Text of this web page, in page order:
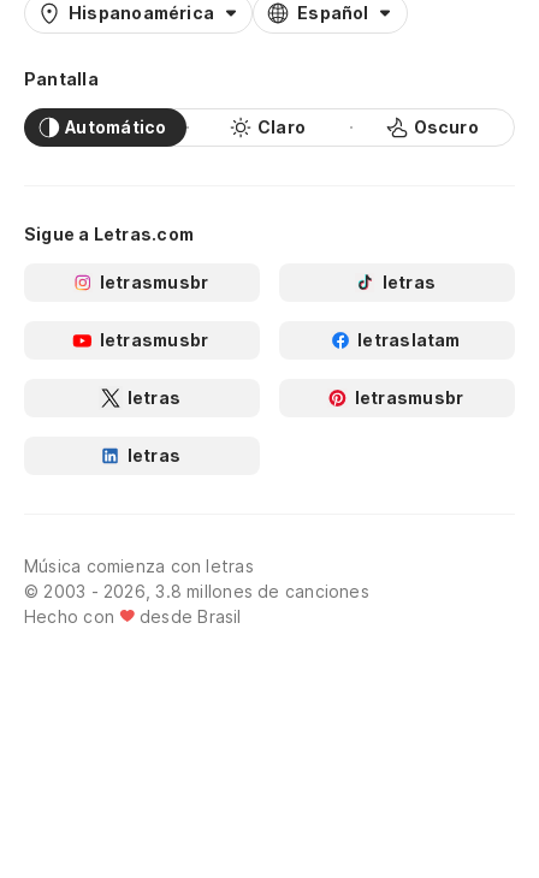
Hispanoamérica Español
Pantalla
Automático Claro Oscuro
Sigue a Letras.com
letrasmusbr letras
letrasmusbr letraslatam
letras letrasmusbr
letras
Música comienza con letras
© 2003 - 2026, 3.8 millones de canciones
Hecho con
desde Brasil